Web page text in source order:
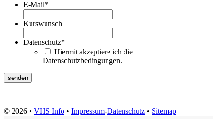
E-Mail*
Kurswunsch
Datenschutz*
Hiermit akzeptiere ich die
Datenschutzbedingungen.
© 2026 • VHS Info • Impressum-Datenschutz • Sitemap